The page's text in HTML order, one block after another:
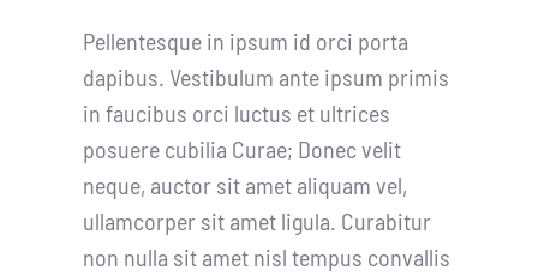
Pellentesque in ipsum id orci porta
dapibus. Vestibulum ante ipsum primis
in faucibus orci luctus et ultrices
posuere cubilia Curae; Donec velit
neque, auctor sit amet aliquam vel,
ullamcorper sit amet ligula. Curabitur
non nulla sit amet nisl tempus convallis